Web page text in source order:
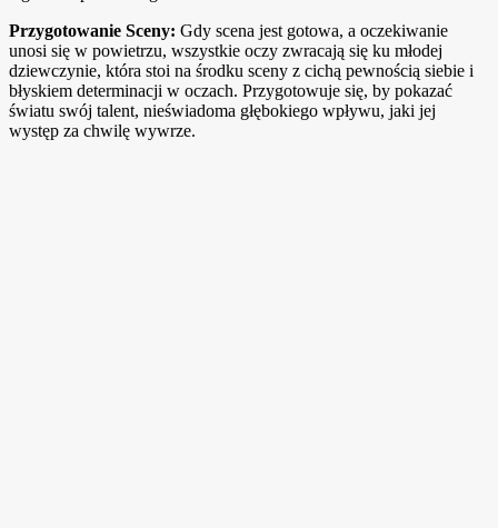
Przygotowanie Sceny: Gdy scena jest gotowa, a oczekiwanie
unosi się w powietrzu, wszystkie oczy zwracają się ku młodej
dziewczynie, która stoi na środku sceny z cichą pewnością siebie i
błyskiem determinacji w oczach. Przygotowuje się, by pokazać
światu swój talent, nieświadoma głębokiego wpływu, jaki jej
występ za chwilę wywrze.